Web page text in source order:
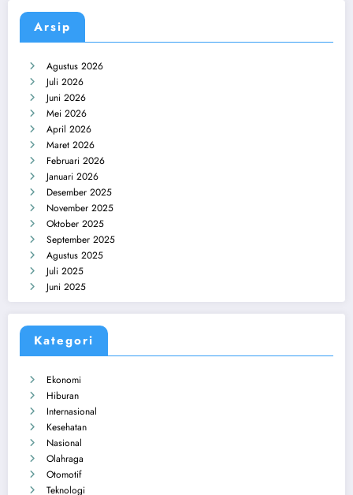
Arsip
Agustus 2026
Juli 2026
Juni 2026
Mei 2026
April 2026
Maret 2026
Februari 2026
Januari 2026
Desember 2025
November 2025
Oktober 2025
September 2025
Agustus 2025
Juli 2025
Juni 2025
Kategori
Ekonomi
Hiburan
Internasional
Kesehatan
Nasional
Olahraga
Otomotif
Teknologi